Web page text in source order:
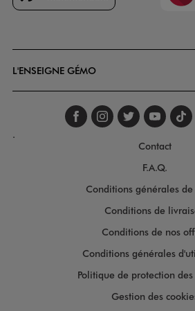
L'ENSEIGNE GÉMO
Suivez-
Suivez-
.
Contact
F.A.Q.
Conditions générales
Conditions de
Conditions de nos
Conditions générales
Politique de protection
Gestion des